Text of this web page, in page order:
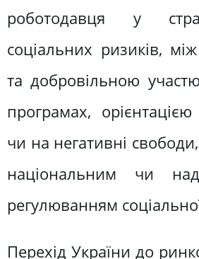
роботодавця у
соціальних ризиків,
та добровільною
програмах,
чи на негативні
національним чи
регулюванням
Перехід України до